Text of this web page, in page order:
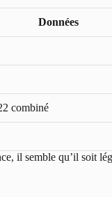
Données
combiné
il semble qu’il soit